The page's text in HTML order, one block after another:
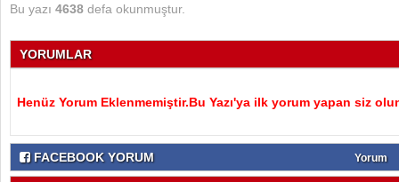
Bu yazı 4638 defa okunmuştur.
YORUMLAR
Henüz Yorum Eklenmemiştir.Bu Yazı'ya ilk yorum yapan siz
FACEBOOK YORUM Yorum